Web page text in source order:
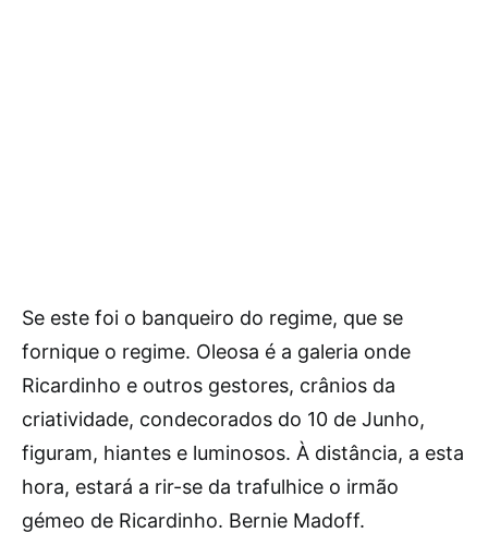
Se este foi o banqueiro do regime, que se
fornique o regime. Oleosa é a galeria onde
Ricardinho e outros gestores, crânios da
criatividade, condecorados do 10 de Junho,
figuram, hiantes e luminosos. À distância, a esta
hora, estará a rir-se da trafulhice o irmão
gémeo de Ricardinho. Bernie Madoff.